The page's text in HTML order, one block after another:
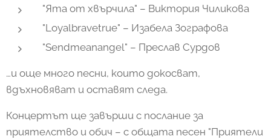
"Ята от хвърчила" – Виктория Чиликова
"Loyalbravetrue" – Изабела Зографова
"Sendmeanangel" – Преслав Сурдов
…и още много песни, които докосват,
вдъхновяват и оставят следа.
Концертът ще завърши с послание за
приятелство и обич – с общата песен "Приятели